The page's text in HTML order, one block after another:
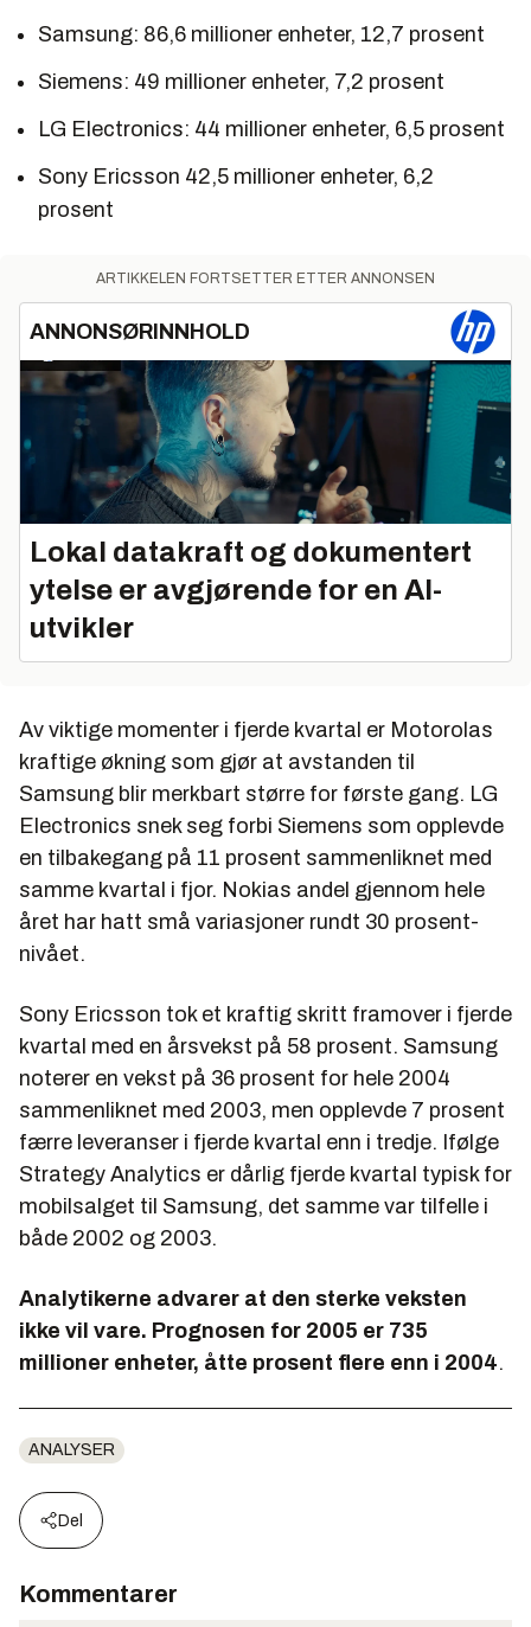
Samsung: 86,6 millioner enheter, 12,7 prosent
Siemens: 49 millioner enheter, 7,2 prosent
LG Electronics: 44 millioner enheter, 6,5 prosent
Sony Ericsson 42,5 millioner enheter, 6,2
prosent
ARTIKKELEN FORTSETTER ETTER ANNONSEN
ANNONSØRINNHOLD
Lokal datakraft og dokumentert
ytelse er avgjørende for en AI-
utvikler
Av viktige momenter i fjerde kvartal er Motorolas
kraftige økning som gjør at avstanden til
Samsung blir merkbart større for første gang. LG
Electronics snek seg forbi Siemens som opplevde
en tilbakegang på 11 prosent sammenliknet med
samme kvartal i fjor. Nokias andel gjennom hele
året har hatt små variasjoner rundt 30 prosent-
nivået.
Sony Ericsson tok et kraftig skritt framover i fjerde
kvartal med en årsvekst på 58 prosent. Samsung
noterer en vekst på 36 prosent for hele 2004
sammenliknet med 2003, men opplevde 7 prosent
færre leveranser i fjerde kvartal enn i tredje. Ifølge
Strategy Analytics er dårlig fjerde kvartal typisk for
mobilsalget til Samsung, det samme var tilfelle i
både 2002 og 2003.
Analytikerne advarer at den sterke veksten
ikke vil vare. Prognosen for 2005 er 735
millioner enheter, åtte prosent flere enn i 2004.
ANALYSER
Del
Kommentarer